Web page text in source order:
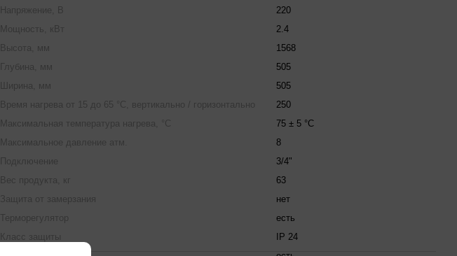
Напряжение, В
220
Мощность, кВт
2.4
Высота, мм
1568
Глубина, мм
505
Ширина, мм
505
Время нагрева от 15 до 65 °С, вертикально / горизонтально
250
Максимальная температура нагрева, °С
75 ± 5 °C
Максимальное давление атм.
8
Подключение
3/4"
Вес продукта, кг
63
Защита от замерзания
нет
Терморегулятор
есть
Класс защиты
IP 24